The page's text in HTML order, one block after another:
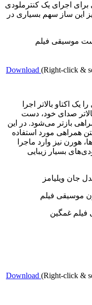
یک کنترملودی
ساز سهم بسیاری در
Download (Right-
بالاتر اجرا
صدای خود، دست
می‌شود. در این
مورد استفاده
نیز وارد ماجرا
زیبایی
Download (Right-